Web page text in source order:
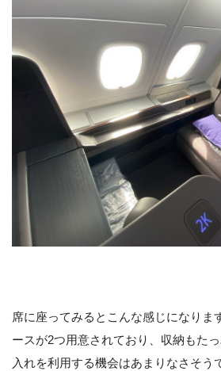
席に座ってみるとこんな感じになりま
ースが2つ用意されており、収納もた
入れを利用する機会はあまりなさそう